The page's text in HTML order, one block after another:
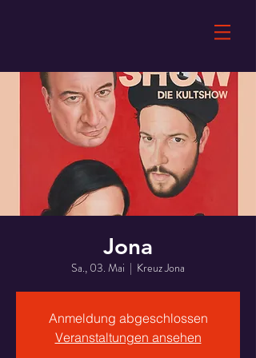
Jona
Sa., 03. Mai
  |
Kreuz Jona
Anmeldung abgeschlossen
Veranstaltungen ansehen